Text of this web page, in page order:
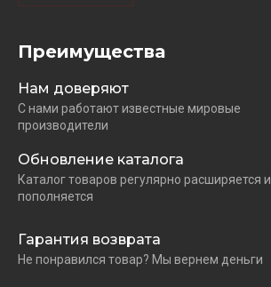
Преимущества
Нам доверяют
С нами работают известные мировые
производители
Обновление каталога
Каталог товаров регулярно расширяется и
пополняется
Гарантия возврата
Не понравился товар? Мы вернем деньги